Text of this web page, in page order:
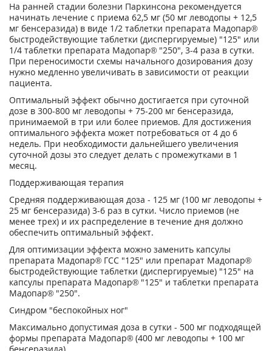
На ранней стадии болезни Паркинсона рекомендуется
начинать лечение с приема 62,5 мг (50 мг леводопы + 12,5
мг бенсеразида) в виде 1/2 таблетки препарата Мадопар®
быстродействующие таблетки (диспергируемые) "125" или
1/4 таблетки препарата Мадопар® "250", 3-4 раза в сутки.
При переносимости схемы начального дозирования дозу
нужно медленно увеличивать в зависимости от реакции
пациента.
Оптимальный эффект обычно достигается при суточной
дозе в 300-800 мг леводопы + 75-200 мг бенсеразида,
принимаемой в три или более приемов. Для достижения
оптимального эффекта может потребоваться от 4 до 6
недель. При необходимости дальнейшего увеличения
суточной дозы это следует делать с промежутками в 1
месяц.
Поддерживающая терапия
Средняя поддерживающая доза - 125 мг (100 мг леводопы +
25 мг бенсеразида) 3-6 раз в сутки. Число приемов (не
менее трех) и их распределение в течение дня должно
обеспечить оптимальный эффект.
Для оптимизации эффекта можно заменить капсулы
препарата Мадопар® ГСС "125" или препарат Мадопар®
быстродействующие таблетки (диспергируемые) "125" на
капсулы препарата Мадопар® "125" и таблетки препарата
Мадопар® "250".
Синдром "беспокойных ног"
Максимально допустимая доза в сутки - 500 мг подходящей
формы препарата Мадопар® (400 мг леводопы + 100 мг